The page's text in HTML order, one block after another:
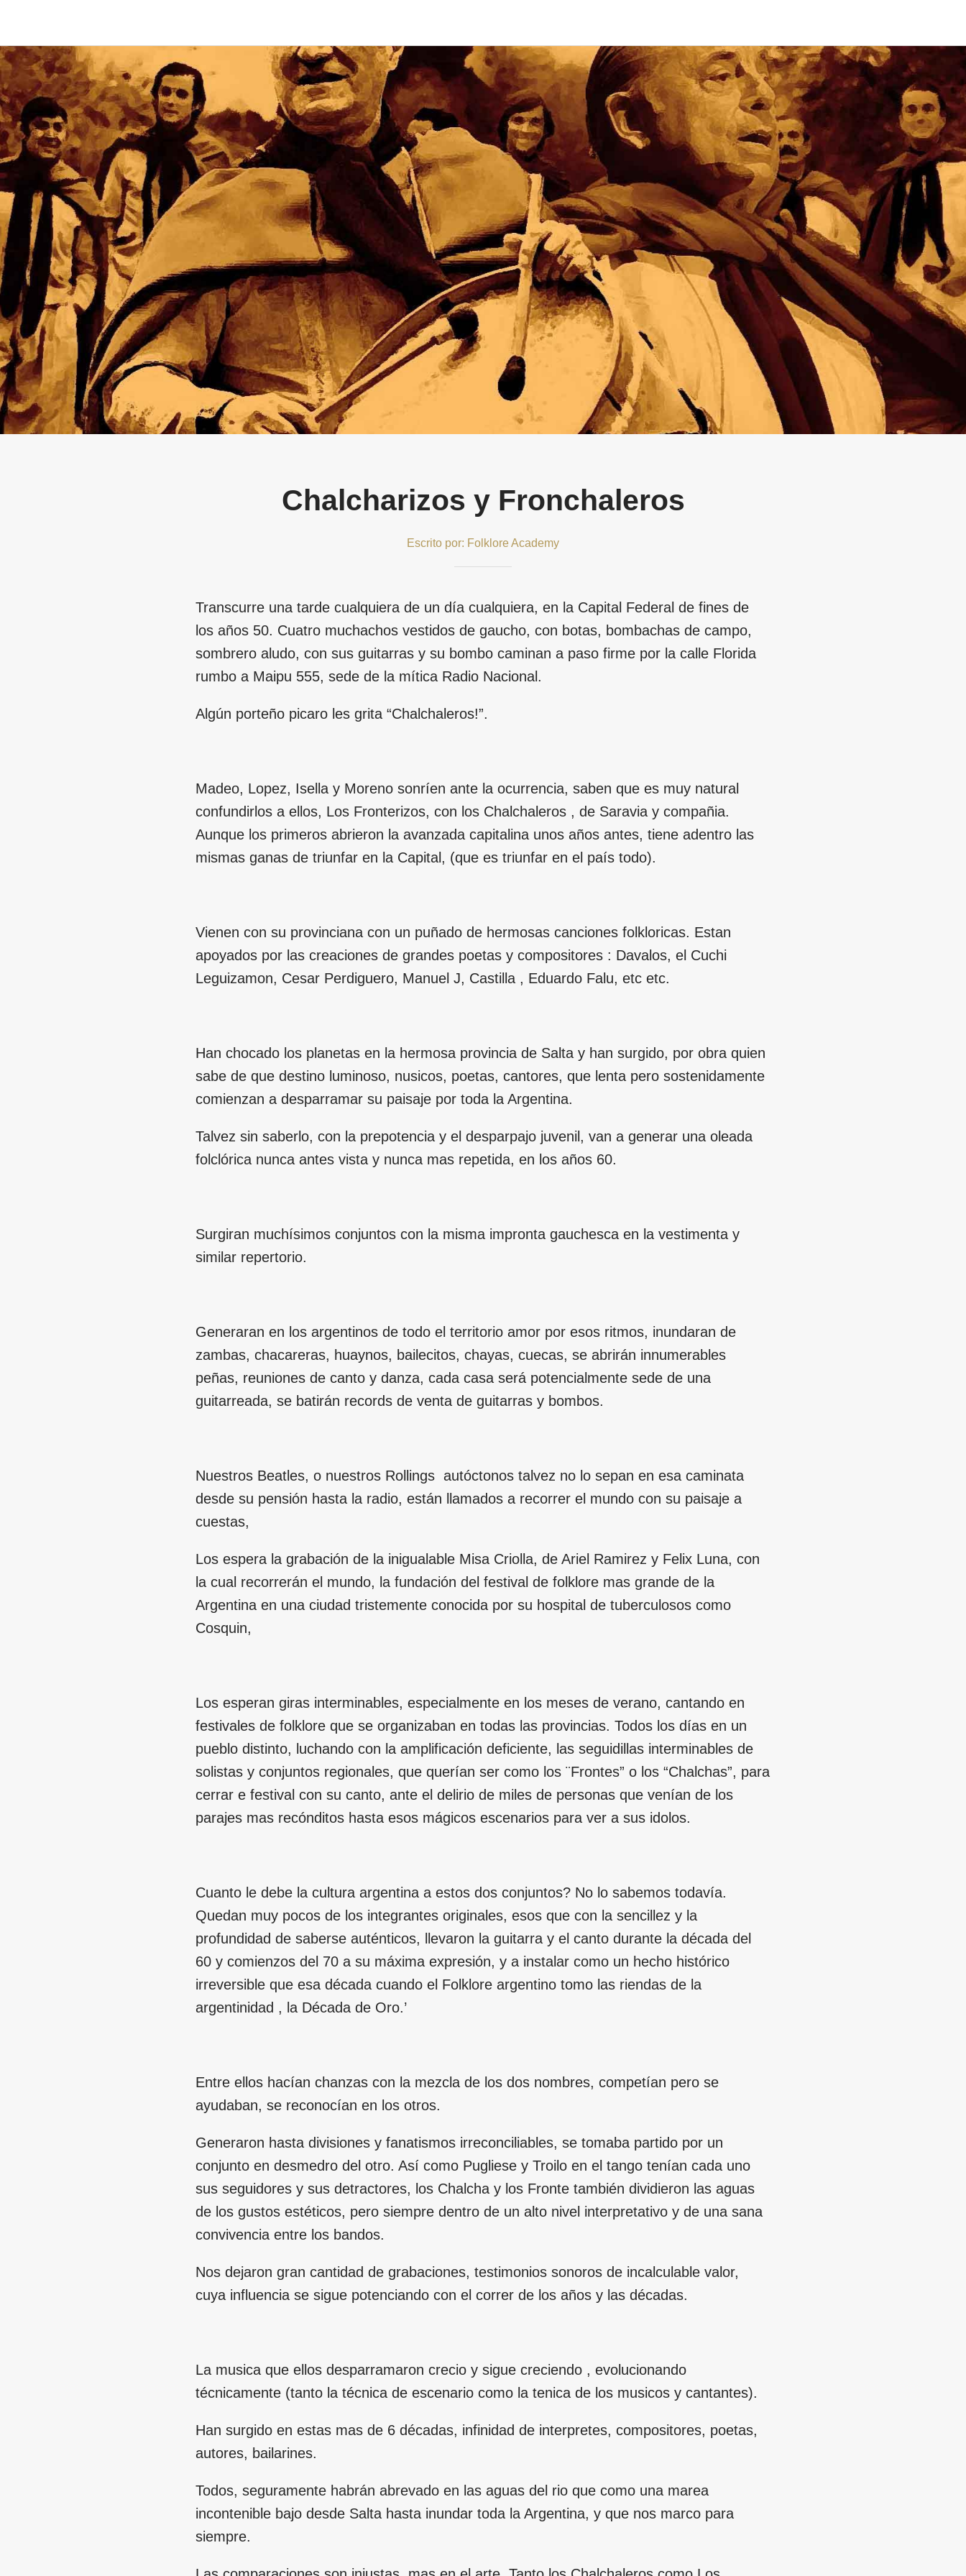
Chalcharizos y Fronchaleros
Escrito por: Folklore Academy
Transcurre una tarde cualquiera de un día cualquiera, en la Capital Federal de fines de
los años 50. Cuatro muchachos vestidos de gaucho, con botas, bombachas de campo,
sombrero aludo, con sus guitarras y su bombo caminan a paso firme por la calle Florida
rumbo a Maipu 555, sede de la mítica Radio Nacional.
Algún porteño picaro les grita “Chalchaleros!”.
Madeo, Lopez, Isella y Moreno sonríen ante la ocurrencia, saben que es muy natural
confundirlos a ellos, Los Fronterizos, con los Chalchaleros , de Saravia y compañia.
Aunque los primeros abrieron la avanzada capitalina unos años antes, tiene adentro las
mismas ganas de triunfar en la Capital, (que es triunfar en el país todo).
Vienen con su provinciana con un puñado de hermosas canciones folkloricas. Estan
apoyados por las creaciones de grandes poetas y compositores : Davalos, el Cuchi
Leguizamon, Cesar Perdiguero, Manuel J, Castilla , Eduardo Falu, etc etc.
Han chocado los planetas en la hermosa provincia de Salta y han surgido, por obra quien
sabe de que destino luminoso, nusicos, poetas, cantores, que lenta pero sostenidamente
comienzan a desparramar su paisaje por toda la Argentina.
Talvez sin saberlo, con la prepotencia y el desparpajo juvenil, van a generar una oleada
folclórica nunca antes vista y nunca mas repetida, en los años 60.
Surgiran muchísimos conjuntos con la misma impronta gauchesca en la vestimenta y
similar repertorio.
Generaran en los argentinos de todo el territorio amor por esos ritmos, inundaran de
zambas, chacareras, huaynos, bailecitos, chayas, cuecas, se abrirán innumerables
peñas, reuniones de canto y danza, cada casa será potencialmente sede de una
guitarreada, se batirán records de venta de guitarras y bombos.
Nuestros Beatles, o nuestros Rollings autóctonos talvez no lo sepan en esa caminata
desde su pensión hasta la radio, están llamados a recorrer el mundo con su paisaje a
cuestas,
Los espera la grabación de la inigualable Misa Criolla, de Ariel Ramirez y Felix Luna, con
la cual recorrerán el mundo, la fundación del festival de folklore mas grande de la
Argentina en una ciudad tristemente conocida por su hospital de tuberculosos como
Cosquin,
Los esperan giras interminables, especialmente en los meses de verano, cantando en
festivales de folklore que se organizaban en todas las provincias. Todos los días en un
pueblo distinto, luchando con la amplificación deficiente, las seguidillas interminables de
solistas y conjuntos regionales, que querían ser como los ¨Frontes” o los “Chalchas”, para
cerrar e festival con su canto, ante el delirio de miles de personas que venían de los
parajes mas recónditos hasta esos mágicos escenarios para ver a sus idolos.
Cuanto le debe la cultura argentina a estos dos conjuntos? No lo sabemos todavía.
Quedan muy pocos de los integrantes originales, esos que con la sencillez y la
profundidad de saberse auténticos, llevaron la guitarra y el canto durante la década del
60 y comienzos del 70 a su máxima expresión, y a instalar como un hecho histórico
irreversible que esa década cuando el Folklore argentino tomo las riendas de la
argentinidad , la Década de Oro.’
Entre ellos hacían chanzas con la mezcla de los dos nombres, competían pero se
ayudaban, se reconocían en los otros.
Generaron hasta divisiones y fanatismos irreconciliables, se tomaba partido por un
conjunto en desmedro del otro. Así como Pugliese y Troilo en el tango tenían cada uno
sus seguidores y sus detractores, los Chalcha y los Fronte también dividieron las aguas
de los gustos estéticos, pero siempre dentro de un alto nivel interpretativo y de una sana
convivencia entre los bandos.
Nos dejaron gran cantidad de grabaciones, testimonios sonoros de incalculable valor,
cuya influencia se sigue potenciando con el correr de los años y las décadas.
La musica que ellos desparramaron crecio y sigue creciendo , evolucionando
técnicamente (tanto la técnica de escenario como la tenica de los musicos y cantantes).
Han surgido en estas mas de 6 décadas, infinidad de interpretes, compositores, poetas,
autores, bailarines.
Todos, seguramente habrán abrevado en las aguas del rio que como una marea
incontenible bajo desde Salta hasta inundar toda la Argentina, y que nos marco para
siempre.